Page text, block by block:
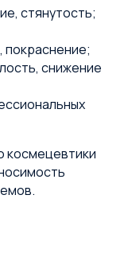
стянутость;
покраснение;
снижение
космецевтики